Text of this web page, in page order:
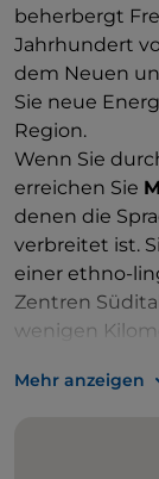
beherbergt
Jahrhundert
dem Neuen
Sie neue
Region.
Wenn Sie
erreichen Sie
denen die
verbreitet ist.
einer ethno-
Zentren
wenigen
Besuchen Sie
machen Sie
Dreifaltigkeit
Mehr anzeigen